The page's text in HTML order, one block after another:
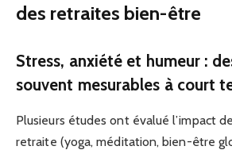
des retraites bien-être
Stress, anxiété et humeur :
souvent mesurables à court
Plusieurs études ont évalué l’impact
retraite (yoga, méditation, bien-être